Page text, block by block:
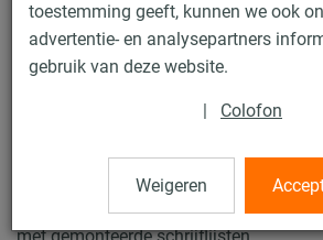
toestemming geeft, kunnen we ook
advertentie- en analysepartners
gebruik van deze website.
| Colofon
Weigeren
Producten Bevestigingstechniek
Kunststof-plaatjes
Kunststof-